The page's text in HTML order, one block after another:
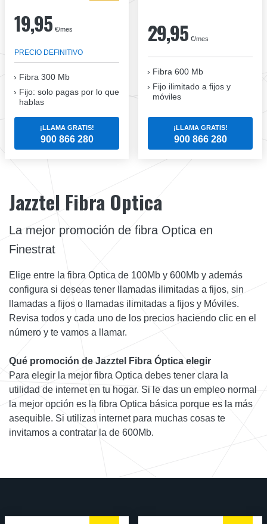
19,95 €/mes
PRECIO DEFINITIVO
Fibra 300 Mb
Fijo: solo pagas por lo que
hablas
¡LLAMA GRATIS!
900 866 280
29,95 €/mes
Fibra 600 Mb
Fijo ilimitado a fijos y
móviles
¡LLAMA GRATIS!
900 866 280
Jazztel Fibra Optica
La mejor promoción de fibra Optica en
Finestrat
Elige entre la fibra Optica de 100Mb y 600Mb y además
configura si deseas tener llamadas ilimitadas a fijos, sin
llamadas a fijos o llamadas ilimitadas a fijos y Móviles.
Revisa todos y cada uno de los precios haciendo clic en el
número y te vamos a llamar.
Qué promoción de Jazztel Fibra Óptica elegir
Para elegir la mejor fibra Optica debes tener clara la
utilidad de internet en tu hogar. Si le das un empleo normal
la mejor opción es la fibra Optica básica porque es la más
asequible. Si utilizas internet para muchas cosas te
invitamos a contratar la de 600Mb.